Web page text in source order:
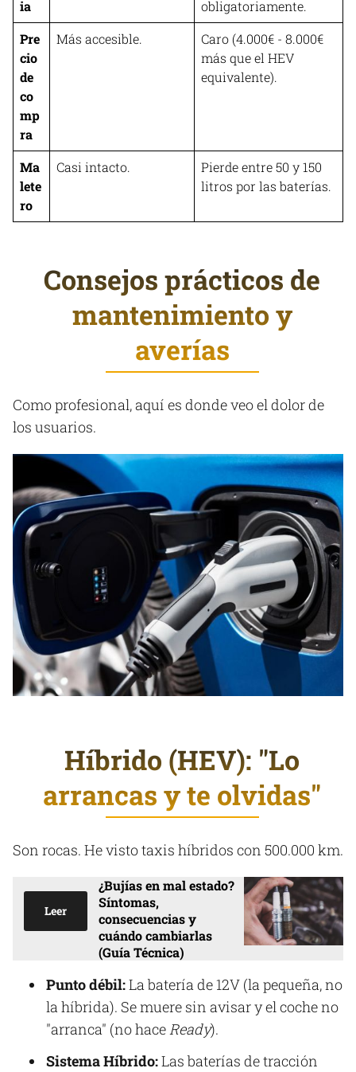
ia
obligatoriamente.
Pre
cio
de
co
mp
ra
Más accesible.
Caro (4.000€ - 8.000€
más que el HEV
equivalente).
Ma
lete
ro
Casi intacto.
Pierde entre 50 y 150
litros por las baterías.
Consejos prácticos de
mantenimiento y
averías
Como profesional, aquí es donde veo el dolor de
los usuarios.
Híbrido (HEV): "Lo
arrancas y te olvidas"
Son rocas. He visto taxis híbridos con 500.000 km.
Leer
¿Bujías en mal estado?
Síntomas,
consecuencias y
cuándo cambiarlas
(Guía Técnica)
Punto débil:La batería de 12V (la pequeña, no
la híbrida). Se muere sin avisar y el coche no
"arranca" (no hace Ready).
Sistema Híbrido:Las baterías de tracción